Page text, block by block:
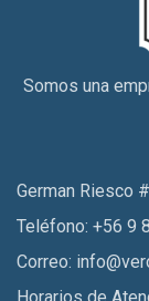
Somos una
German Riesco
Teléfono: +56 9
Correo: